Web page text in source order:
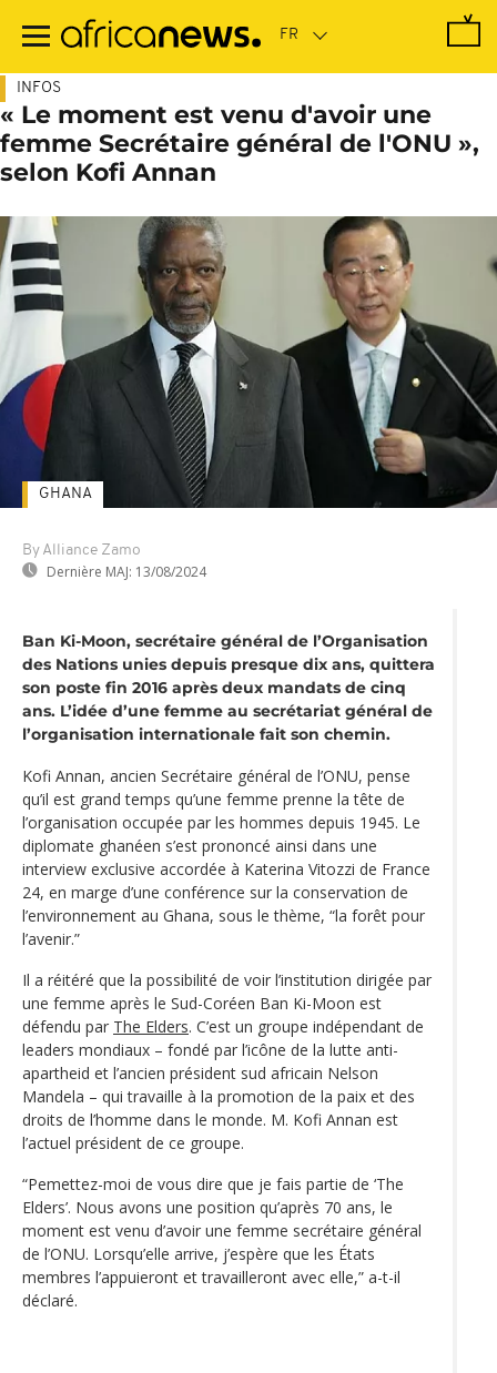
contenu
INFOS
« Le moment est venu d'avoir une
femme Secrétaire général de l'ONU »,
selon Kofi Annan
By Alliance Zamo
Dernière MAJ: 13/08/2024
GHANA
Ban Ki-Moon, secrétaire général de l’Organisation
des Nations unies depuis presque dix ans, quittera
son poste fin 2016 après deux mandats de cinq
ans. L’idée d’une femme au secrétariat général de
l’organisation internationale fait son chemin.
Kofi Annan, ancien Secrétaire général de l’ONU, pense
qu’il est grand temps qu’une femme prenne la tête de
l’organisation occupée par les hommes depuis 1945. Le
diplomate ghanéen s’est prononcé ainsi dans une
interview exclusive accordée à Katerina Vitozzi de France
24, en marge d’une conférence sur la conservation de
l’environnement au Ghana, sous le thème, “la forêt pour
l’avenir.”
Il a réitéré que la possibilité de voir l’institution dirigée par
une femme après le Sud-Coréen Ban Ki-Moon est
défendu par The Elders. C’est un groupe indépendant de
leaders mondiaux – fondé par l’icône de la lutte anti-
apartheid et l’ancien président sud africain Nelson
Mandela – qui travaille à la promotion de la paix et des
droits de l’homme dans le monde. M. Kofi Annan est
l’actuel président de ce groupe.
“Pemettez-moi de vous dire que je fais partie de ‘The
Elders’. Nous avons une position qu’après 70 ans, le
moment est venu d’avoir une femme secrétaire général
de l’ONU. Lorsqu’elle arrive, j’espère que les États
membres l’appuieront et travailleront avec elle,” a-t-il
déclaré.